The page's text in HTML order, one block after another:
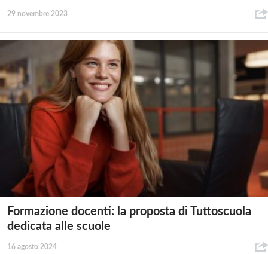
29 novembre 2023
Formazione docenti: la proposta di Tuttoscuola
dedicata alle scuole
16 agosto 2024